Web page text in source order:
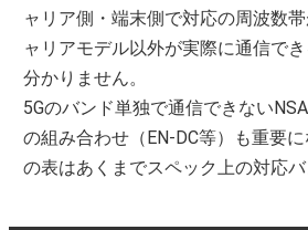
ャリア側・端末側で対応の周波数
ャリアモデル以外が実際に通信で
分かりません。
5Gのバンド単独で通信できない
の組み合わせ（EN-DC等）も重要
の表はあくまでスペック上の対応バ